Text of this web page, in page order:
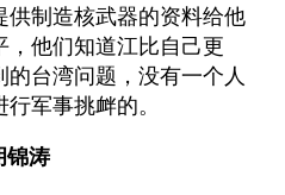
供制造核武器的资料给他
他们知道江比自己更
台湾问题，没有一个人
军事挑衅的。
锦涛